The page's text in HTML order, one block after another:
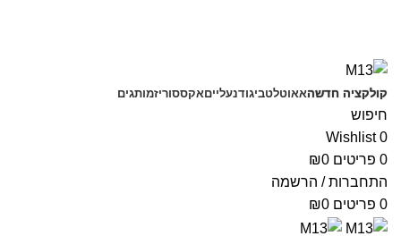
קולקציה חדשהאאוטלטביגודנעלייםאקססוריזמותגים
חיפוש
0
Wishlist
0 פריטים ₪0
התחברות / הרשמה
0 פריטים ₪0